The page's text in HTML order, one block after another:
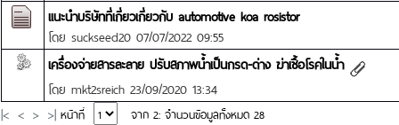
เเนะนำบริษัทที่เกี่ยวเกี่ยวกับ automotive koa rosistor
โดย suckseed20 07/07/2022 09:55
เครื่องจ่ายสารละลาย ปรับสภาพน้ำเป็นกรด-ด่าง ฆ่าเชื้อโรคในน้ำ
โดย mkt2sreich 23/09/2020 13:34
|< < > >| หน้าที่ จาก 2: จำนวนข้อมูลทั้งหมด 28